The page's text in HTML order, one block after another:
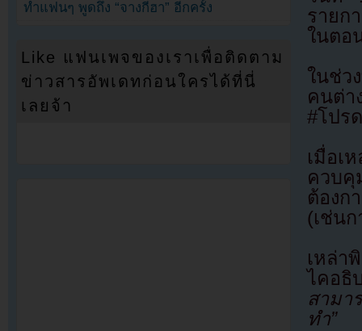
รายก
ในตอ
ในช่ว
คนต่
#โปร
เมื่อ
ควบคุ
ต้องก
(เช่นก
เหล่า
ไคอธิ
สามา
ทำ”
ทำแฟนๆ พูดถึง “จางกีฮา” อีกครั้ง
Like แฟนเพจของเราเพื่อติดตาม
ข่าวสารอัพเดทก่อนใครได้ที่นี่
เลยจ้า